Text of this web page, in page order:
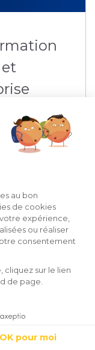
au bon
de cookies
expérience,
ou réaliser
consentement
cliquez sur le lien
de page.
OK pour moi